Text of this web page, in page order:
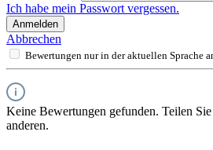
Ich habe mein Passwort vergessen.
Anmelden
Abbrechen
Bewertungen nur in der aktuellen Sprache
Keine Bewertungen gefunden. Teilen
anderen.